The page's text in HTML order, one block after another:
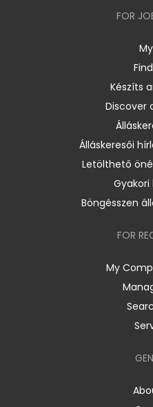
FOR
Készíts
Discover
Álláskeresői
Letölthető
Gyakori
Böngésszen
FOR
My